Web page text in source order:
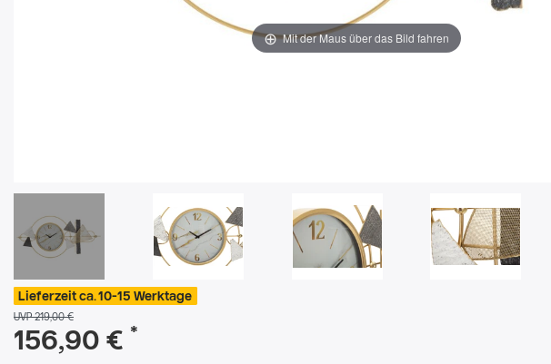
Mit der Maus über das Bild fahren
Lieferzeit ca. 10-15 Werktage
UVP 219,00 €
156,90 € *